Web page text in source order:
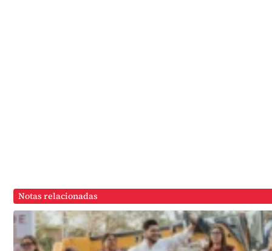
Notas relacionadas